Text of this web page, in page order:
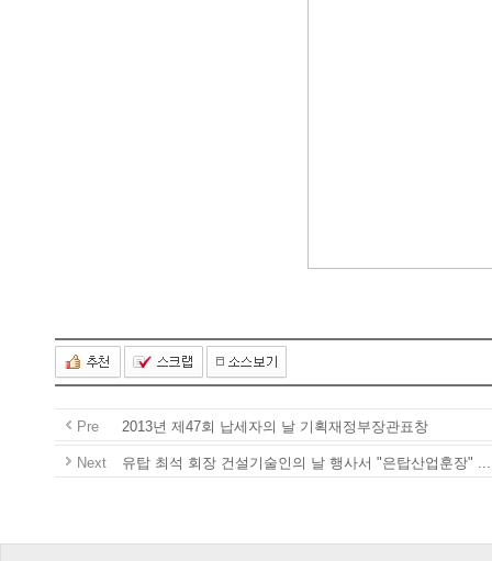
Pre 2013년제47회납세자의날기획재정부장관표창
Next 유탑최석회장건설기술인의날행사서"은탑산업훈장"...